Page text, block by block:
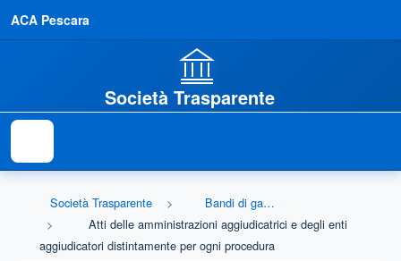
ACA Pescara
Società Trasparente
Società Trasparente
Bandi di gara e contratti
Atti delle amministrazioni aggiudicatrici e degli enti
aggiudicatori distintamente per ogni procedura